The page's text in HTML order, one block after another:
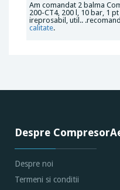
Am comandat 2 balma
200-CT4, 200 l, 10 bar, 1
ireprosabil, util..
calitate.
Despre
Despre noi
Termeni si conditii